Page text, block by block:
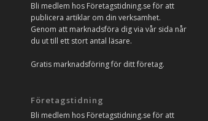
Bli medlem hos Företagstidning.se för att
publicera artiklar om din verksamhet.
Genom att marknadsföra dig via vår sida når
du ut till ett stort antal läsare.
Gratis marknadsföring för ditt företag.
Företagstidning
Bli medlem hos Företagstidning.se för att